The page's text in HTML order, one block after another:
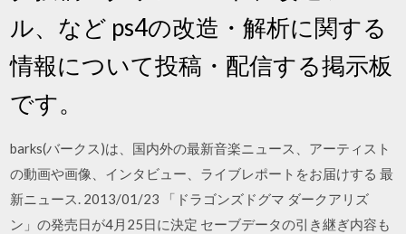
ル、など ps4の改造・解析に関する
情報について投稿・配信する掲示板
です。
barks(バークス)は、国内外の最新音楽ニュース、アーティスト
の動画や画像、インタビュー、ライブレポートをお届けする 最
新ニュース. 2013/01/23 「ドラゴンズドグマ ダークアリズ
ン」の発売日が4月25日に決定 セーブデータの引き継ぎ内容も